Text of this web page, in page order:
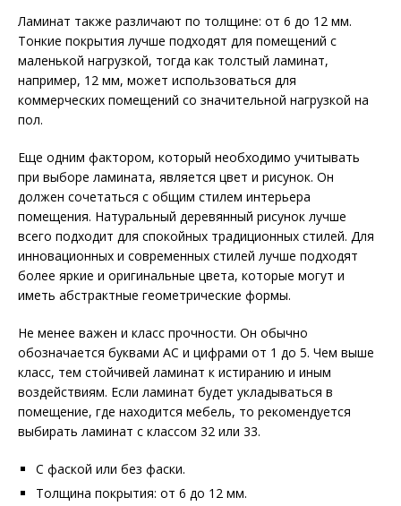
Ламинат также различают по толщине: от 6 до 12 мм.
Тонкие покрытия лучше подходят для помещений с
маленькой нагрузкой, тогда как толстый ламинат,
например, 12 мм, может использоваться для
коммерческих помещений со значительной нагрузкой на
пол.
Еще одним фактором, который необходимо учитывать
при выборе ламината, является цвет и рисунок. Он
должен сочетаться с общим стилем интерьера
помещения. Натуральный деревянный рисунок лучше
всего подходит для спокойных традиционных стилей. Для
инновационных и современных стилей лучше подходят
более яркие и оригинальные цвета, которые могут и
иметь абстрактные геометрические формы.
Не менее важен и класс прочности. Он обычно
обозначается буквами AC и цифрами от 1 до 5. Чем выше
класс, тем стойчивей ламинат к истиранию и иным
воздействиям. Если ламинат будет укладываться в
помещение, где находится мебель, то рекомендуется
выбирать ламинат с классом 32 или 33.
С фаской или без фаски.
Толщина покрытия: от 6 до 12 мм.